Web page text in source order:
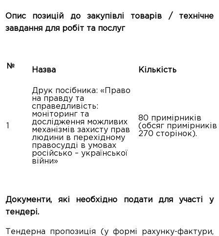
Опис позицій до закупівлі товарів / технічне
завдання для робіт та послуг
№
Назва Кількість
Друк посібника: «Право
на правду та
справедливість:
моніторинг та
дослідження можливих
механізмів захисту прав
людини в перехідному
правосудді в умовах
російсько – української
війни»
80 примірників
(обсяг примірників
270 сторінок).
Документи, які необхідно подати для участі у
тендері.
Тендерна пропозиція (у формі рахунку-фактури,